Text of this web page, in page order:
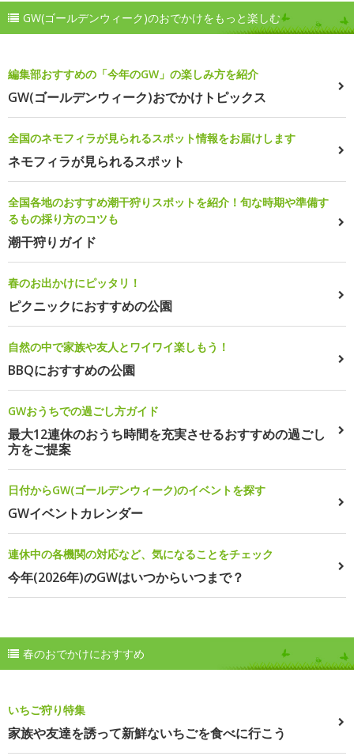
GW(ゴールデンウィーク)のおでかけをもっと楽しむ
編集部おすすめの「今年のGW」の楽しみ方を紹介
GW(ゴールデンウィーク)おでかけトピックス
全国のネモフィラが見られるスポット情報をお届けします
ネモフィラが見られるスポット
全国各地のおすすめ潮干狩りスポットを紹介！旬な時期や準備す
るもの採り方のコツも
潮干狩りガイド
春のお出かけにピッタリ！
ピクニックにおすすめの公園
自然の中で家族や友人とワイワイ楽しもう！
BBQにおすすめの公園
GWおうちでの過ごし方ガイド
最大12連休のおうち時間を充実させるおすすめの過ごし
方をご提案
日付からGW(ゴールデンウィーク)のイベントを探す
GWイベントカレンダー
連休中の各機関の対応など、気になることをチェック
今年(2026年)のGWはいつからいつまで？
春のおでかけにおすすめ
いちご狩り特集
家族や友達を誘って新鮮ないちごを食べに行こう